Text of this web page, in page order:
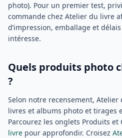
photo). Pour un premier test,
commande chez Atelier du livre
d’impression, emballage et
intéresse.
Quels produits photo
?
Selon notre recensement, Atelier
livres et albums photo et tirages
Parcourez les onglets Produits et
livre pour approfondir. Croisez